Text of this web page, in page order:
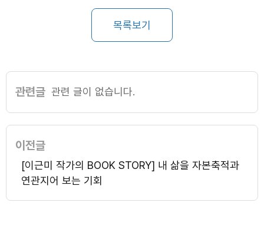
목록보기
관련글 관련 글이 없습니다.
이전글
[이근미 작가의 BOOK STORY] 내 삶을 자본축적과
연관지어 보는 기회